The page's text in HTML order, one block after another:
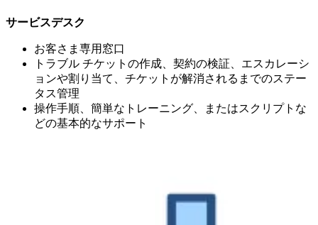
サービスデスク
お客さま専用窓口
トラブル チケットの作成、契約の検証、エスカレーシ
ョンや割り当て、チケットが解消されるまでのステー
タス管理
操作手順、簡単なトレーニング、またはスクリプトな
どの基本的なサポート